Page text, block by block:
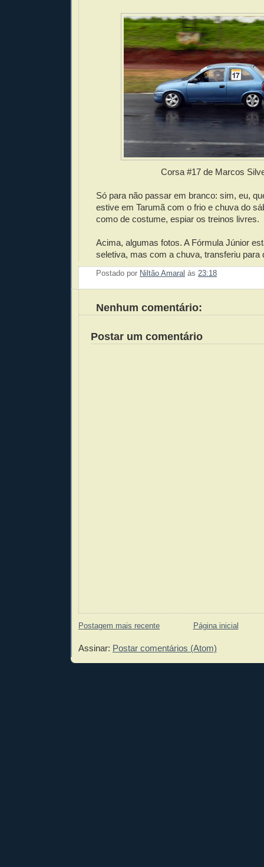
Corsa #17 de Marcos
Só para não passar em branco: sim, eu,
estive em Tarumã com o frio e chuva do
como de costume, espiar os treinos livres.
Acima, algumas fotos. A Fórmula Júnior
seletiva, mas com a chuva, transferiu para
Postado por Niltão Amaral às 23:18
Nenhum comentário:
Postar um comentário
Postagem mais recente Página inicial
Assinar: Postar comentários (Atom)